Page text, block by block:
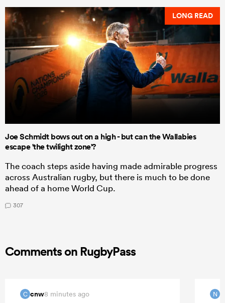
LONG READ
Joe Schmidt bows out on a high - but can the Wallabies
escape 'the twilight zone'?
The coach steps aside having made admirable progress
across Australian rugby, but there is much to be done
ahead of a home World Cup.
307
Comments on RugbyPass
C cnw8 minutes ago N